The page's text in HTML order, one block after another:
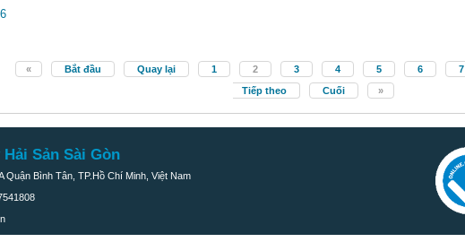
« Bắt đầu Quay lại 1 2 3 4 5 6 7
Tiếp theo
Cuối »
Sản Sài Gòn
Bình Tân, TP.Hồ Chí Minh, Việt Nam